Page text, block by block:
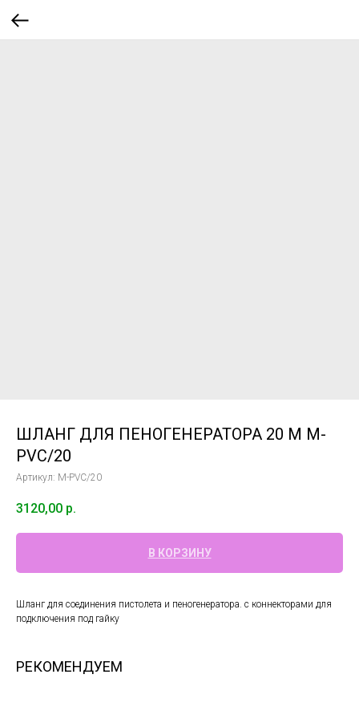
ШЛАНГ ДЛЯ ПЕНОГЕНЕРАТОРА 20 М M-
PVC/20
Артикул: M-PVC/20
3120,00 р.
В КОРЗИНУ
Шланг для соединения пистолета и пеногенератора. с коннекторами для
подключения под гайку
РЕКОМЕНДУЕМ